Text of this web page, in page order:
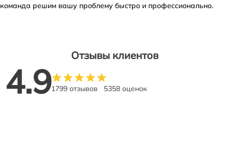
команда решим вашу проблему быстро и профессионально.
Отзывы клиентов
4.91799 отзывов 5358 оценок